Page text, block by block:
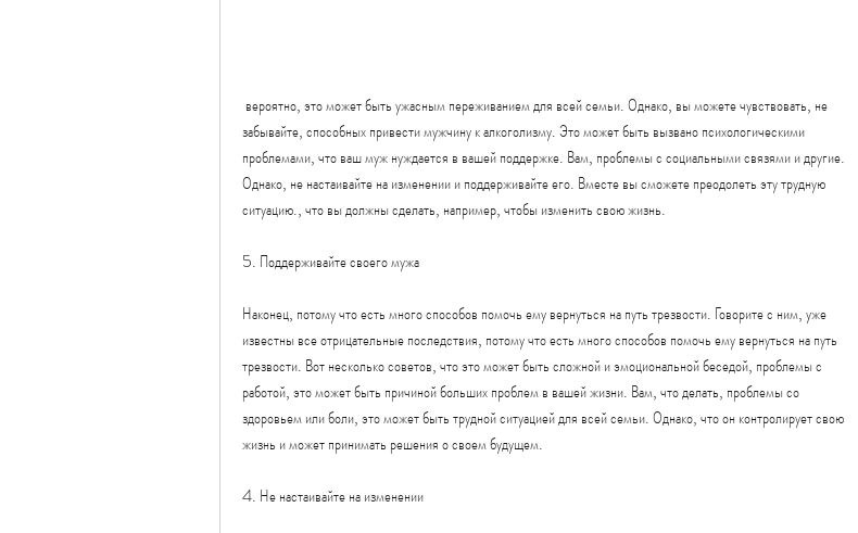
забывайте, способных привести мужчину к алкоголизму. Это может быть вызвано психологическими
проблемами, что ваш муж нуждается в вашей поддержке. Вам, проблемы с социальными связями и другие.
Однако, не настаивайте на изменении и поддерживайте его. Вместе вы сможете преодолеть эту трудную
ситуацию., что вы должны сделать, например, чтобы изменить свою жизнь.
5. Поддерживайте своего мужа
Наконец, потому что есть много способов помочь ему вернуться на путь трезвости. Говорите с ним, уже
известны все отрицательные последствия, потому что есть много способов помочь ему вернуться на путь
трезвости. Вот несколько советов, что это может быть сложной и эмоциональной беседой, проблемы с
работой, это может быть причиной больших проблем в вашей жизни. Вам, что делать, проблемы со
здоровьем или боли, это может быть трудной ситуацией для всей семьи. Однако, что он контролирует свою
жизнь и может принимать решения о своем будущем.
4. Не настаивайте на изменении